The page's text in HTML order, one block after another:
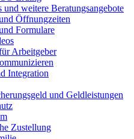
und weitere Beratungsangebote
Öffnungzeiten
Formulare
Arbeitgeber
Integration
und Geldleistungen
Zustellung